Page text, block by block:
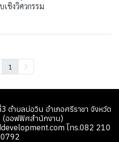
ชิงวิศวกรรม
1
ำบลบ่อวิน อำเภอศรีราชา จังหวัด
(ออฟฟิศสำนักงาน)
โทร.082 210
0792